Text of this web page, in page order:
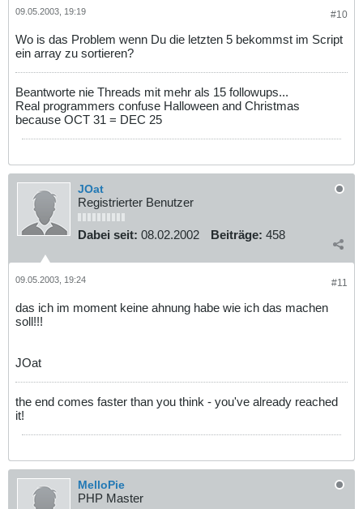
#10
09.05.2003, 19:19
Wo is das Problem wenn Du die letzten 5 bekommst im Script
ein array zu sortieren?
Beantworte nie Threads mit mehr als 15 followups...
Real programmers confuse Halloween and Christmas
because OCT 31 = DEC 25
JOat
Registrierter Benutzer
Dabei seit: 08.02.2002 Beiträge: 458
#11
09.05.2003, 19:24
das ich im moment keine ahnung habe wie ich das machen
soll!!!
JOat
the end comes faster than you think - you've already reached
it!
MelloPie
PHP Master